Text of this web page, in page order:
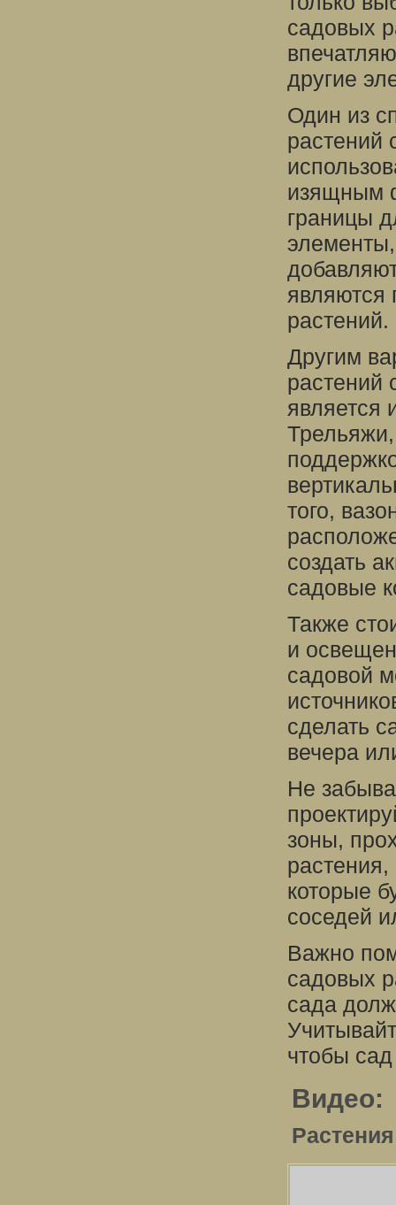
садовых
другие
Один из
растений
изящным
границы
являются
растений.
Другим
растений
является
того,
создать
садовые
Также
и
садовой
сделать
вечера
Не
зоны,
которые
соседей
Важно
садовых
сада
чтобы
Видео: